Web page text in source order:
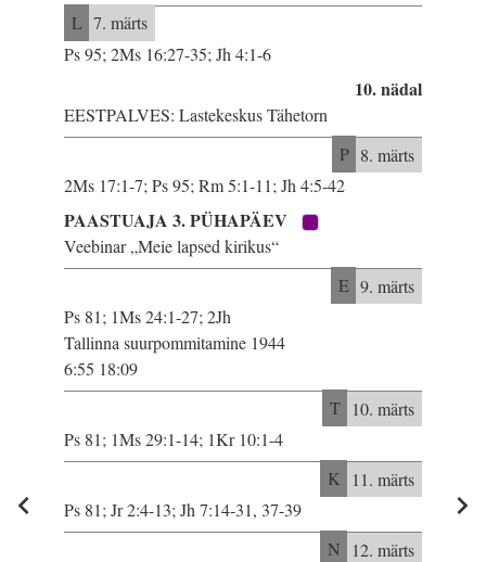
L 7. märts
Ps 95; 2Ms 16:27-35; Jh 4:1-6
10. nädal
EESTPALVES: Lastekeskus Tähetorn
P 8. märts
2Ms 17:1-7; Ps 95; Rm 5:1-11; Jh 4:5-42
PAASTUAJA 3. PÜHAPÄEV
Veebinar „Meie lapsed kirikus“
E 9. märts
Ps 81; 1Ms 24:1-27; 2Jh
Tallinna suurpommitamine 1944
6:55 18:09
T 10. märts
Ps 81; 1Ms 29:1-14; 1Kr 10:1-4
K
11. märts
Ps 81; Jr 2:4-13; Jh 7:14-31, 37-39
N
12. märts